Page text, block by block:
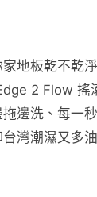
地板乾不乾
2 Flow
邊洗、每一
灣潮濕又多